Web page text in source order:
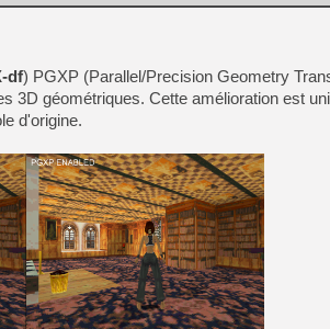
[GK] Beast of
[GK] Ubisoft : fin de partie
[GK] Mémoire cash -
[GK] Dan Houser (GTA)
[GK] Comment EA Sports
[GK] Crimson Moon : un
[GK] Isle of Reveries : le
[GK] Moonlighter 2 : The
[GK] Capcom relance
[Mo5] Deux inédits du
[GK] Le beat'em up The
[GK] Endless Legend 2 :
df) PGXP (Parallel/Precision Geometry
3D géométriques. Cette amélioration est
d'origine.